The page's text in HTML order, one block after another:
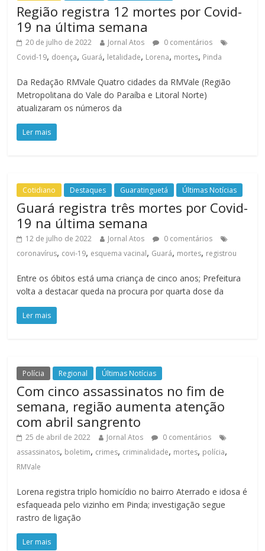
Região registra 12 mortes por Covid-
19 na última semana
20 de julho de 2022 Jornal Atos
0 comentários
Covid-19, doença, Guará, letalidade, Lorena, mortes, Pinda
Da Redação RMVale Quatro cidades da RMVale (Região
Metropolitana do Vale do Paraíba e Litoral Norte)
atualizaram os números da
Ler mais
Cotidiano Destaques Guaratinguetá Últimas Notícias
Guará registra três mortes por Covid-
19 na última semana
12 de julho de 2022 Jornal Atos
0 comentários
coronavírus, covi-19, esquema vacinal, Guará, mortes, registrou
Entre os óbitos está uma criança de cinco anos; Prefeitura
volta a destacar queda na procura por quarta dose da
Ler mais
Polícia Regional Últimas Notícias
Com cinco assassinatos no fim de
semana, região aumenta atenção
com abril sangrento
25 de abril de 2022 Jornal Atos
0 comentários
assassinatos, boletim, crimes, criminalidade, mortes, polícia,
RMVale
Lorena registra triplo homicídio no bairro Aterrado e idosa é
esfaqueada pelo vizinho em Pinda; investigação segue
rastro de ligação
Ler mais